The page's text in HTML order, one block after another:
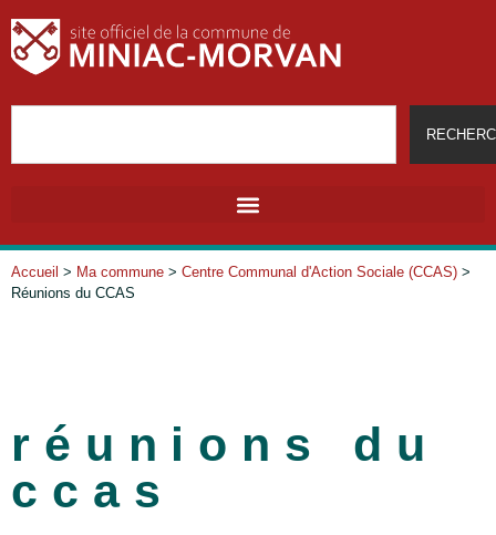
Accueil > Ma commune > Centre Communal d'Action Sociale (CCAS) >
Réunions du CCAS
réunions du
ccas